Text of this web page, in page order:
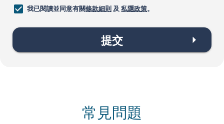
我已閱讀並同意有關條款細則及 私隱政策。
提交
常見問題